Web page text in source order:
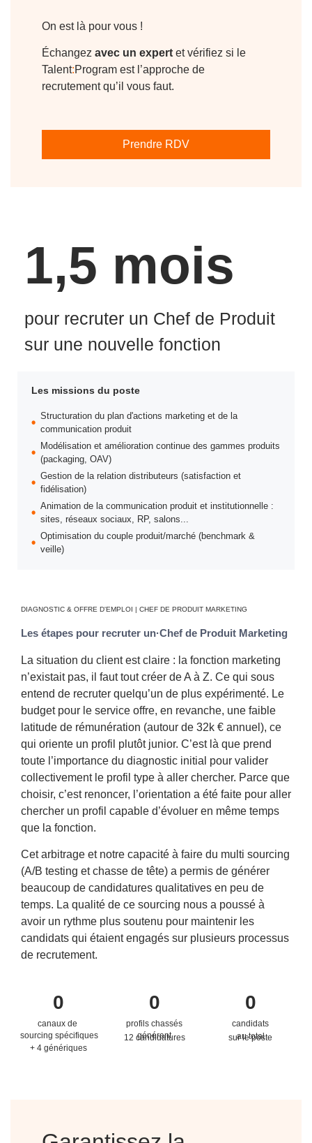
On est là pour vous !
Échangez avec un expert et vérifiez si le
Talent:Program est l’approche de
recrutement qu’il vous faut.
Prendre RDV
1,5 mois
pour recruter un Chef de Produit
sur une nouvelle fonction
Les missions du poste
Structuration du plan d'actions marketing et de la
communication produit
Modélisation et amélioration continue des gammes produits
(packaging, OAV)
Gestion de la relation distributeurs (satisfaction et
fidélisation)
Animation de la communication produit et institutionnelle :
sites, réseaux sociaux, RP, salons...
Optimisation du couple produit/marché (benchmark &
veille)
DIAGNOSTIC & OFFRE D'EMPLOI | CHEF DE PRODUIT MARKETING
Les étapes pour recruter un·Chef de Produit Marketing
La situation du client est claire : la fonction marketing
n’existait pas, il faut tout créer de A à Z. Ce qui sous
entend de recruter quelqu’un de plus expérimenté. Le
budget pour le service offre, en revanche, une faible
latitude de rémunération (autour de 32k € annuel), ce
qui oriente un profil plutôt junior. C’est là que prend
toute l’importance du diagnostic initial pour valider
collectivement le profil type à aller chercher. Parce que
choisir, c’est renoncer, l’orientation a été faite pour aller
chercher un profil capable d’évoluer en même temps
que la fonction.
Cet arbitrage et notre capacité à faire du multi sourcing
(A/B testing et chasse de tête) a permis de générer
beaucoup de candidatures qualitatives en peu de
temps. La qualité de ce sourcing nous a poussé à
avoir un rythme plus soutenu pour maintenir les
candidats qui étaient engagés sur plusieurs processus
de recrutement.
0 0 0
canaux de profils chassés
candidats
sourcing spécifiques
générant
au total
+ 4 génériques
12 candidatures sur le poste